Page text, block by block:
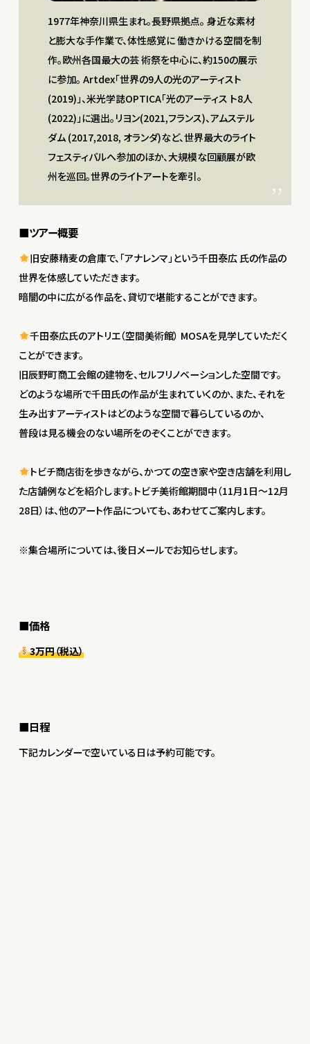
1977年神奈川県生まれ。長野県拠点。 身近な素材
と膨大な手作業で、体性感覚に 働きかける空間を制
作。欧州各国最大の芸 術祭を中心に、約150の展示
に参加。 Artdex「世界の9人の光のアーティスト
(2019)」、米光学誌OPTICA「光のアーティス ト8人
(2022)」に選出。リヨン(2021,フランス)、アムステル
ダム (2017,2018, オランダ)など、世界最大のライト
フェスティバルへ参加のほか、大規模な回顧展が欧
州を巡回。世界のライトアートを牽引。
■ツアー概要
旧安藤精麦の倉庫で、「アナレンマ」という千田泰広 氏の作品の
世界を体感していただきます。
暗闇の中に広がる作品を、貸切で堪能することができます。
千田泰広氏のアトリエ（空間美術館） MOSAを見学していただく
ことができます。
旧辰野町商工会館の建物を、セルフリノベーションした空間です。
どのような場所で千田氏の作品が生まれていくのか、また、それを
生み出すアーティストはどのような空間で暮らしているのか、
普段は見る機会のない場所をのぞくことができます。
トビチ商店街を歩きながら、かつての空き家や空き店舗を利用し
た店舗例などを紹介します。トビチ美術館期間中（11月1日〜12月
28日）は、他のアート作品についても、あわせてご案内します。
※集合場所については、後日メールでお知らせします。
■価格
3万円（税込）
■日程
下記カレンダーで空いている日は予約可能です。